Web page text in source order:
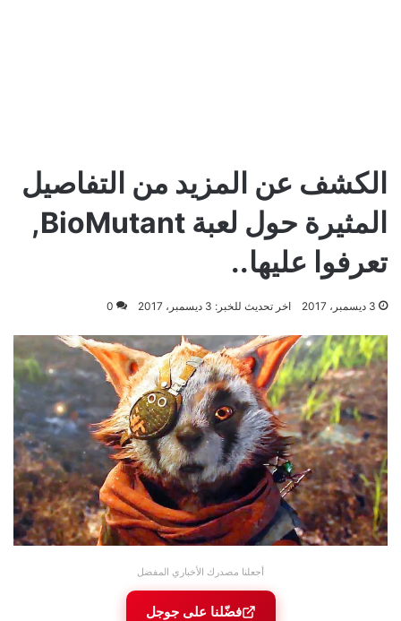
الكشف عن المزيد من التفاصيل
المثيرة حول لعبة BioMutant,
تعرفوا عليها..
3 ديسمبر، 2017 اخر تحديث للخبر: 3 ديسمبر، 2017 0
أجعلنا مصدرك الأخباري المفضل
فضّلنا على جوجل